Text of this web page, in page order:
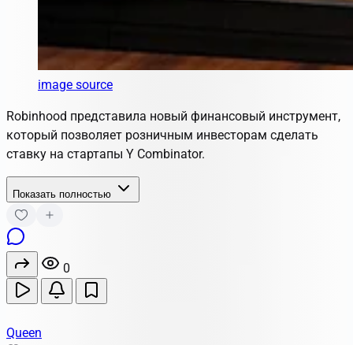
image source
Robinhood представила новый финансовый инструмент,
который позволяет розничным инвесторам сделать
ставку на стартапы Y Combinator.
Показать полностью
0
Queen